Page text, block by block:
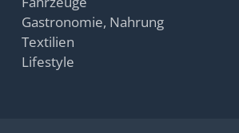
Gastronomie, Nahrung
Textilien
Lifestyle